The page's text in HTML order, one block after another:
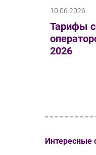
10.06.2026
Тарифы
2026
Интересные